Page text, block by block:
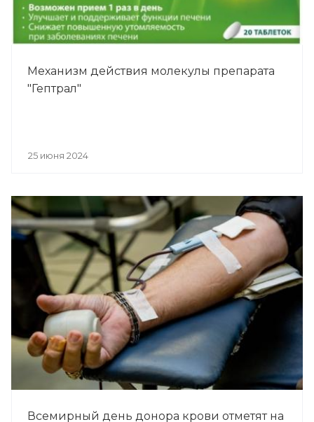
Механизм действия молекулы препарата
"Гептрал"
25 июня 2024
Всемирный день донора крови отметят на